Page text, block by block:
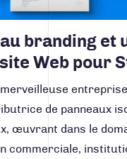
branding et
Web pour
entreprise
de panneaux
œuvrant dans le
commerciale,